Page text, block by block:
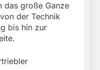
das große Ganze
der Technik
bis hin zur